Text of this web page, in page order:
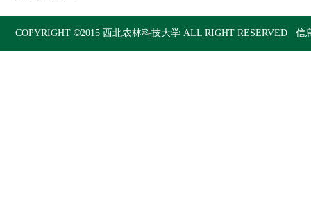
COPYRIGHT©2015西北农林科技大学 ALL RIGHT RESERVED 信